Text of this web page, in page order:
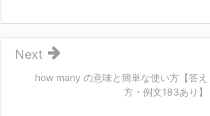
how many の意味と簡単な使い方【答え
方・例文183あり】
Next